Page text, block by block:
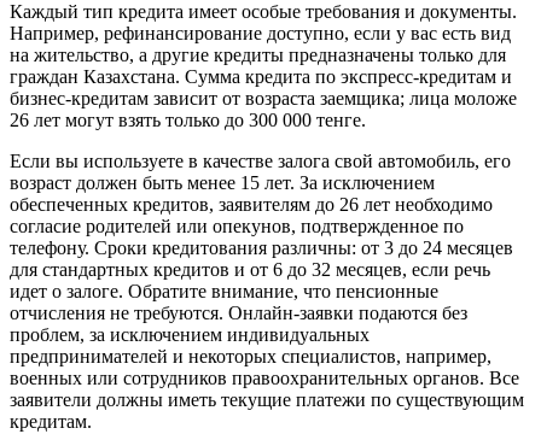
Каждый тип кредита имеет особые требования и документы.
Например, рефинансирование доступно, если у вас есть вид
на жительство, а другие кредиты предназначены только для
граждан Казахстана. Сумма кредита по экспресс-кредитам и
бизнес-кредитам зависит от возраста заемщика; лица моложе
26 лет могут взять только до 300 000 тенге.
Если вы используете в качестве залога свой автомобиль, его
возраст должен быть менее 15 лет. За исключением
обеспеченных кредитов, заявителям до 26 лет необходимо
согласие родителей или опекунов, подтвержденное по
телефону. Сроки кредитования различны: от 3 до 24 месяцев
для стандартных кредитов и от 6 до 32 месяцев, если речь
идет о залоге. Обратите внимание, что пенсионные
отчисления не требуются. Онлайн-заявки подаются без
проблем, за исключением индивидуальных
предпринимателей и некоторых специалистов, например,
военных или сотрудников правоохранительных органов. Все
заявители должны иметь текущие платежи по существующим
кредитам.